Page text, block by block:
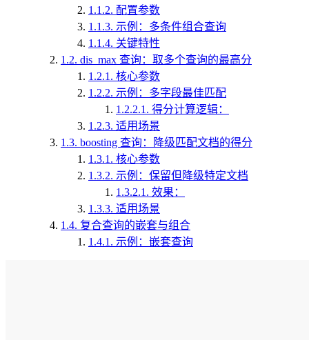
1.1.2. 配置参数
1.1.3. 示例：多条件组合查询
1.1.4. 关键特性
1.2. dis_max 查询：取多个查询的最高分
1.2.1. 核心参数
1.2.2. 示例：多字段最佳匹配
1.2.2.1. 得分计算逻辑：
1.2.3. 适用场景
1.3. boosting 查询：降级匹配文档的得分
1.3.1. 核心参数
1.3.2. 示例：保留但降级特定文档
1.3.2.1. 效果：
1.3.3. 适用场景
1.4. 复合查询的嵌套与组合
1.4.1. 示例：嵌套查询